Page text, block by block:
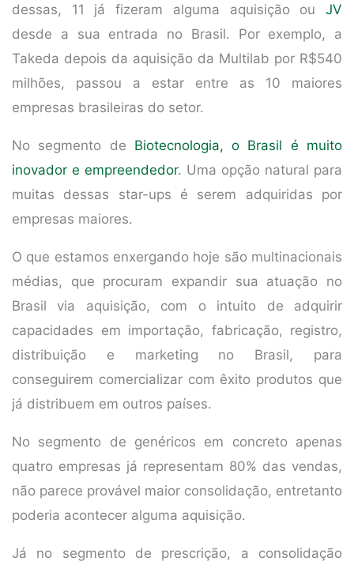
dessas, 11 já fizeram alguma aquisição ou JV
desde a sua entrada no Brasil. Por exemplo, a
Takeda depois da aquisição da Multilab por R$540
milhões, passou a estar entre as 10 maiores
empresas brasileiras do setor.
No segmento de Biotecnologia, o Brasil é muito
inovador e empreendedor. Uma opção natural para
muitas dessas star-ups é serem adquiridas por
empresas maiores.
O que estamos enxergando hoje são multinacionais
médias, que procuram expandir sua atuação no
Brasil via aquisição, com o intuito de adquirir
capacidades em importação, fabricação, registro,
distribuição e marketing no Brasil, para
conseguirem comercializar com êxito produtos que
já distribuem em outros países.
No segmento de genéricos em concreto apenas
quatro empresas já representam 80% das vendas,
não parece provável maior consolidação, entretanto
poderia acontecer alguma aquisição.
Já no segmento de prescrição, a consolidação